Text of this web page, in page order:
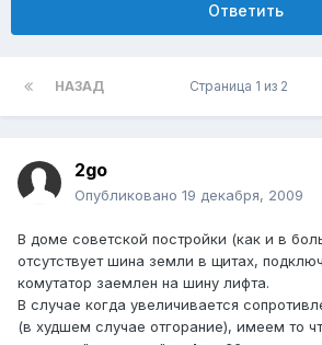
Ответить
НАЗАД Страница 1 из 2
2go
Опубликовано 19 декабря, 2009
В доме советской постройки (как и в
отсутствует шина земли в щитах,
комутатор заемлен на шину лифта.
В случае когда увеличивается
(в худшем случае отгорание), имеем то